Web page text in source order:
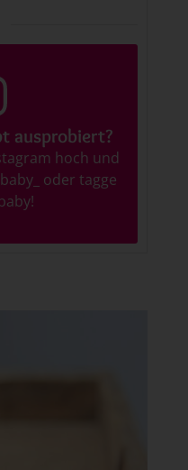
ausprobiert?
hoch und
oder tagge
!